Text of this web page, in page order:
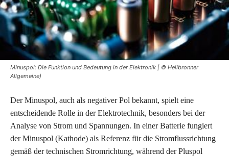
Minuspol: Die Funktion und Bedeutung in der Elektronik | © Heilbronner
Allgemeine)
Der Minuspol, auch als negativer Pol bekannt, spielt eine
entscheidende Rolle in der Elektrotechnik, besonders bei der
Analyse von Strom und Spannungen. In einer Batterie fungiert
der Minuspol (Kathode) als Referenz für die Stromflussrichtung
gemäß der technischen Stromrichtung, während der Pluspol